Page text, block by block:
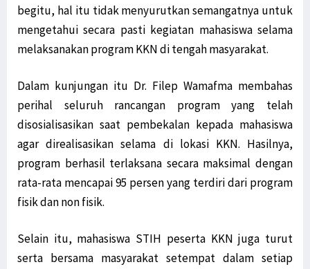
begitu, hal itu tidak menyurutkan semangatnya untuk
mengetahui secara pasti kegiatan mahasiswa selama
melaksanakan program KKN di tengah masyarakat.
Dalam kunjungan itu Dr. Filep Wamafma membahas
perihal seluruh rancangan program yang telah
disosialisasikan saat pembekalan kepada mahasiswa
agar direalisasikan selama di lokasi KKN. Hasilnya,
program berhasil terlaksana secara maksimal dengan
rata-rata mencapai 95 persen yang terdiri dari program
fisik dan non fisik.
Selain itu, mahasiswa STIH peserta KKN juga turut
serta bersama masyarakat setempat dalam setiap